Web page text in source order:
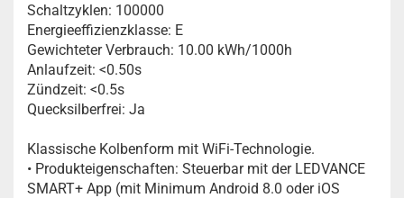
Schaltzyklen: 100000
Energieeffizienzklasse: E
Gewichteter Verbrauch: 10.00 kWh/1000h
Anlaufzeit: <0.50s
Zündzeit: <0.5s
Quecksilberfrei: Ja
Klassische Kolbenform mit WiFi-Technologie.
• Produkteigenschaften: Steuerbar mit der LEDVANCE
SMART+ App (mit Minimum Android 8.0 oder iOS